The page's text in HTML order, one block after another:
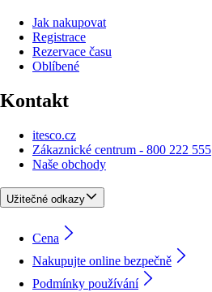
Jak nakupovat
Registrace
Rezervace času
Oblíbené
Kontakt
itesco.cz
Zákaznické centrum - 800 222 555
Naše obchody
Užitečné odkazy
Cena
Nakupujte online bezpečně
Podmínky používání